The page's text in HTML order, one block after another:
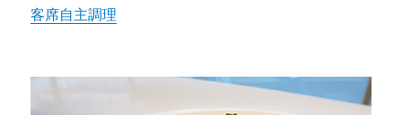
客席自主調理